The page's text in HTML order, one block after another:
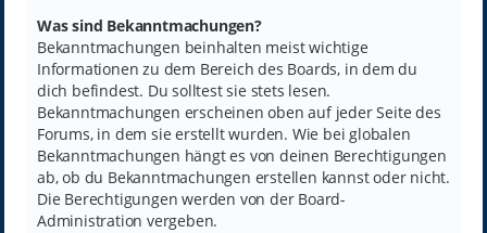
Was sind Bekanntmachungen?
Bekanntmachungen beinhalten meist wichtige
Informationen zu dem Bereich des Boards, in dem du
dich befindest. Du solltest sie stets lesen.
Bekanntmachungen erscheinen oben auf jeder Seite des
Forums, in dem sie erstellt wurden. Wie bei globalen
Bekanntmachungen hängt es von deinen Berechtigungen
ab, ob du Bekanntmachungen erstellen kannst oder nicht.
Die Berechtigungen werden von der Board-
Administration vergeben.